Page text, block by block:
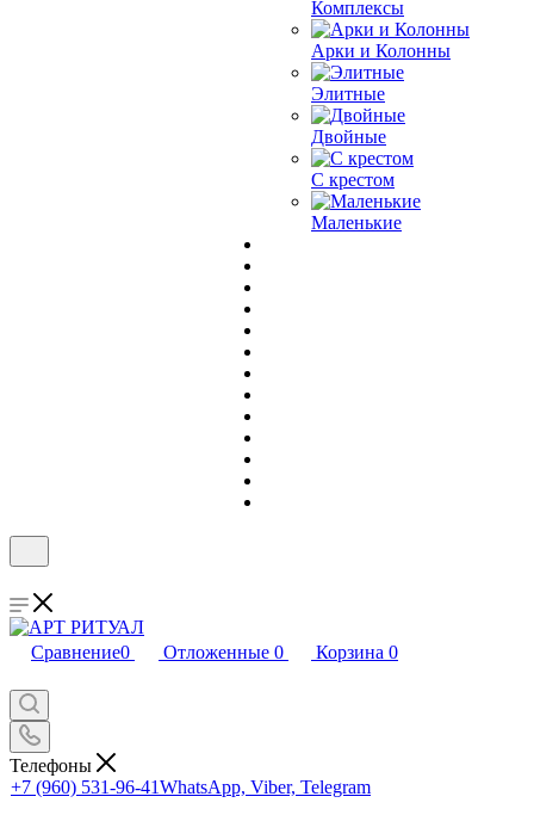
Комплексы
Арки и Колонны
Элитные
Двойные
С крестом
Маленькие
Сравнение0 Отложенные 0 Корзина 0
Телефоны
+7 (960) 531-96-41WhatsApp, Viber, Telegram